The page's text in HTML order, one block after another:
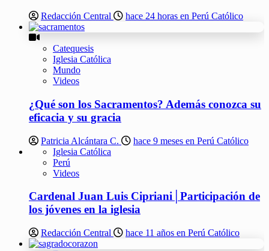
Redacción Central hace 24 horas en Perú Católico
Catequesis
Iglesia Católica
Mundo
Videos
¿Qué son los Sacramentos? Además conozca su
eficacia y su gracia
Patricia Alcántara C.
hace 9 meses en Perú Católico
Iglesia Católica
Perú
Videos
Cardenal Juan Luis Cipriani│Participación de
los jóvenes en la iglesia
Redacción Central hace 11 años en Perú Católico